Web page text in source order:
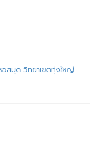
อสมุด วิทยาเขตทุ่งใหญ่